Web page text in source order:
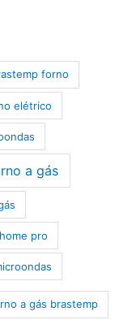
forno
elétrico
a gás
pro
a gás brastemp